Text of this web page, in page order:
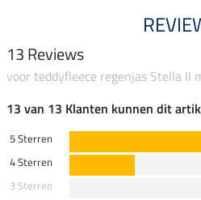
13 Reviews
voor teddyfleece regenjas Stella II
13 van 13 Klanten kunnen dit
5 Sterren
4 Sterren
3 Sterren